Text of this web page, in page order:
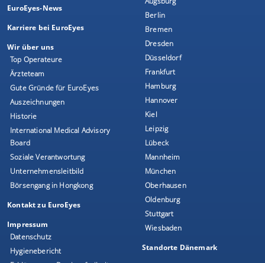
EuroEyes-News
Karriere bei EuroEyes
Wir über uns
Top Operateure
Ärzteteam
Gute Gründe für EuroEyes
Auszeichnungen
Historie
International Medical Advisory
Board
Soziale Verantwortung
Unternehmensleitbild
Börsengang in Hongkong
Kontakt zu EuroEyes
Impressum
Datenschutz
Hygienebericht
Berlin
Bremen
Dresden
Düsseldorf
Frankfurt
Hamburg
Hannover
Kiel
Leipzig
Lübeck
Mannheim
München
Oberhausen
Oldenburg
Stuttgart
Wiesbaden
Standorte Dänemark